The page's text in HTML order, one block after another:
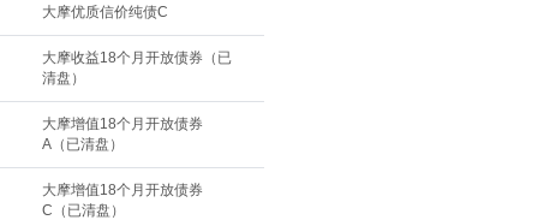
大摩优质信价纯债C
大摩收益18个月开放债券（已
清盘）
大摩增值18个月开放债券
A（已清盘）
大摩增值18个月开放债券
C（已清盘）